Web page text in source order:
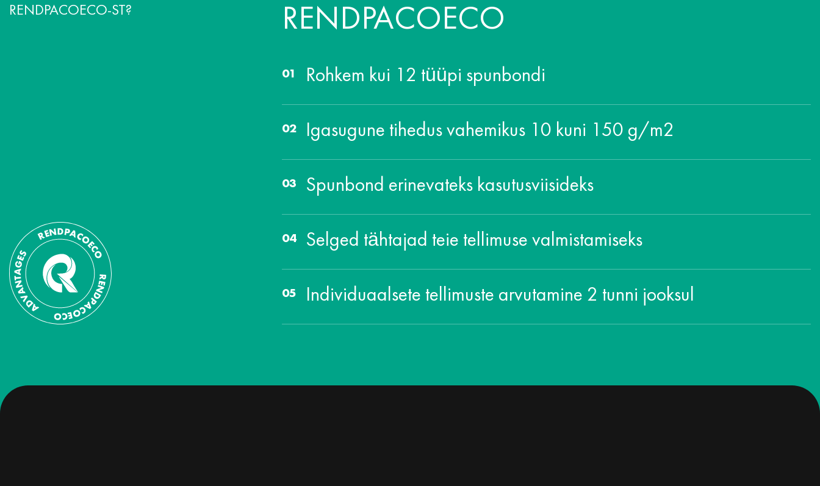
RENDPACOECO-ST?
RENDPACOECO
Rohkem kui 12 tüüpi spunbondi
Igasugune tihedus vahemikus 10 kuni 150 g/m2
Spunbond erinevateks kasutusviisideks
Selged tähtajad teie tellimuse valmistamiseks
Individuaalsete tellimuste arvutamine 2 tunni jooksul